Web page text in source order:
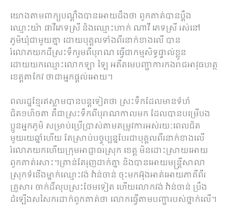
យោងតាមពាក្យបណ្ដឹងបានអោយដឹងថា ពួកគាត់បានប្ដឹង
ឈ្មោះយ៉ា ផាវីភេទស្រី និងឈ្មោះហាក់ ណាវី ភេទស្រី រស់នៅ
ភូមិឃុំជាមួយគ្នា ដោយបុគ្គលទាំងពីរនាក់ខាងលើ បាន
រំលោភយកដីស្រះទឹករួមពីបុរាណ ធ្វើជាកម្មសិទ្ធផ្ទាល់ខ្លូន
ដោយយកឈ្មោះលោកឡា ឡៃ អតីតមេបញ្ជាការកងរាជអាវុធហត្ថ
ខេត្តតាកែវ ថាជាអ្នកផ្ដល់អោយ។
ពលរដ្ឋខ្មែរឥស្លាមបានបន្តទៀតថា ស្រះទឹកដែលមានទំហំ
ជិត១ហិចតា គឺជាស្រះទឹកពីបុរាណកាលមក ដែលបានបម្រើបង
ប្អូនអ្នកភូមិ សម្រាប់ប្រើប្រាស់តាមតម្រូវការអស់រយៈពេលជិត
មួយរយឆ្នាំហើយ តែស្រាប់បច្ចុប្បន្នបែរជាបុគ្គលពីរនាក់ខាងលើ
រំលោភយកហើយក្រុមអាជ្ញាធរស្រុក ខេត្ត មិនដោះស្រាយអោយ
ពួកគាត់សោះ។គ្រាន់តែរុញដាក់គ្នា និងបានអោយមន្រ្តីសាលា
ស្រុកទំនើងម្នាក់ឈ្មោះវង់ វ៉ាន់ចាន់ ចុះមកអ៊ុងអាត់អោយភាគីពីរ
គ្រួសារ ចាក់ដីលុបស្រះថែមទៀត ហើយលោកវង់ វ៉ាន់ចាន់ ប្រឹង
ដំឡើងសសៃករដាក់ពួកគាត់ថា លោកធ្វើតាមបញ្ជារបស់ថ្នាក់លើ។